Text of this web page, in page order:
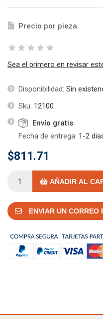
Precio por pieza
Sea el primero en revisar
Disponibilidad: Sin
Sku: 12100
Envío gratis
Fecha de entrega: 1-2
$811.71
AÑADIR AL
ENVIAR UN CORREO